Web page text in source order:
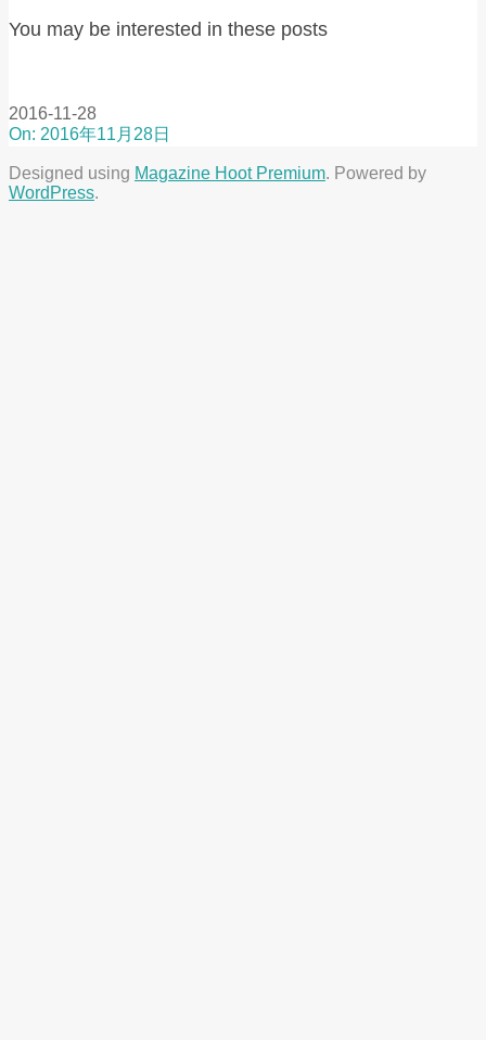
You may be interested in these posts
2016-11-28
On: 2016年11月28日
Designed using Magazine Hoot Premium. Powered by
WordPress.